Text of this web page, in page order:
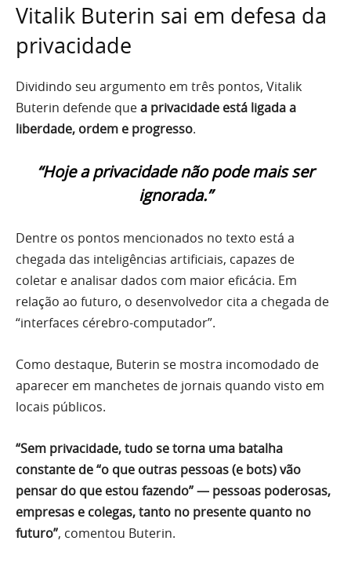
Vitalik Buterin sai em defesa da
privacidade
Dividindo seu argumento em três pontos, Vitalik
Buterin defende quea privacidade está ligada a
liberdade, ordem e progresso.
“Hoje a privacidade não pode mais ser
ignorada.”
Dentre os pontos mencionados no texto está a
chegada das inteligências artificiais, capazes de
coletar e analisar dados com maior eficácia. Em
relação ao futuro, o desenvolvedor cita a chegada de
“interfaces cérebro-computador”.
Como destaque, Buterin se mostra incomodado de
aparecer em manchetes de jornais quando visto em
locais públicos.
“Sem privacidade, tudo se torna uma batalha
constante de “o que outras pessoas (e bots) vão
pensar do que estou fazendo” — pessoas poderosas,
empresas e colegas, tanto no presente quanto no
futuro”, comentou Buterin.